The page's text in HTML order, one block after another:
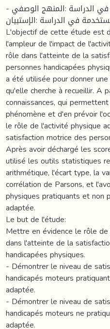
- المنهج المتبع في الدراسة :المنهج الوصفي
في الدراسة :الإستبيان
L'objectif de cette étude est
l'ampleur de l'impact de
rôle dans l'atteinte de la
personnes handicapées
a été utilisée pour donner
qu'elle cherche à recueillir. A
connaissances, qui
phénomène et d'en prévoir
le rôle de l'activité physique
satisfaction motrice des
Après avoir déchargé les
utilisé les outils statistiques
arithmétique, l'écart type, la
corrélation de Parsons, et
physiques pratiquants et non
adaptée.
Le but de l'étude:
Mettre en évidence le rôle
dans l'atteinte de la
handicapées physiques.
- Démontrer le niveau de
handicapés moteurs
adaptée.
- Démontrer le niveau de
handicapés moteurs ne
adaptée.